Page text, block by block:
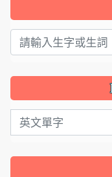
英文單字